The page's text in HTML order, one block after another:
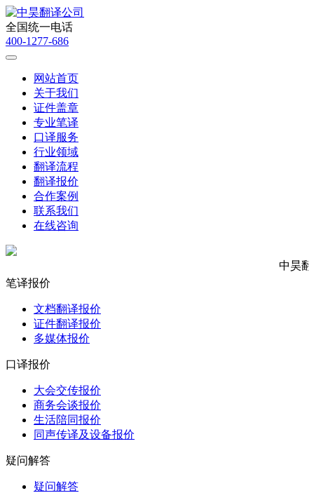
全国统一电话
400-1277-686
网站首页
关于我们
证件盖章
专业笔译
口译服务
行业领域
翻译流程
翻译报价
合作案例
联系我们
在线咨询
中昊
笔译报价
文档翻译报价
证件翻译报价
多媒体报价
口译报价
大会交传报价
商务会谈报价
生活陪同报价
同声传译及设备报价
疑问解答
疑问解答